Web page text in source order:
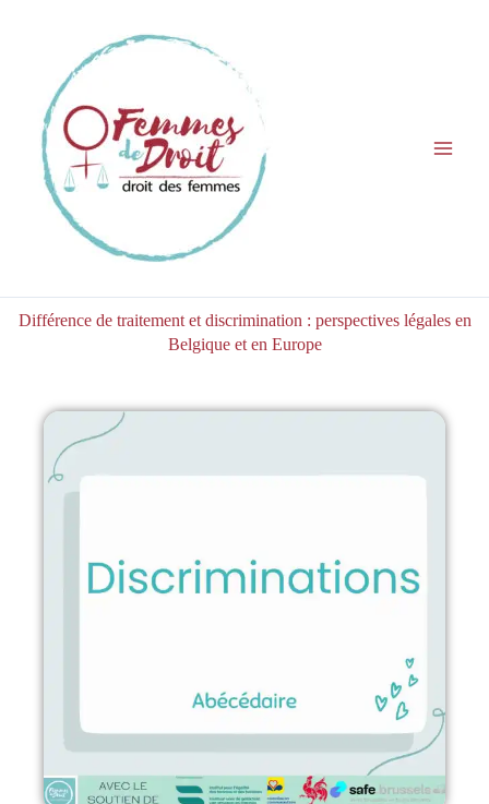
Différence de traitement et discrimination : perspectives légales en
Belgique et en Europe